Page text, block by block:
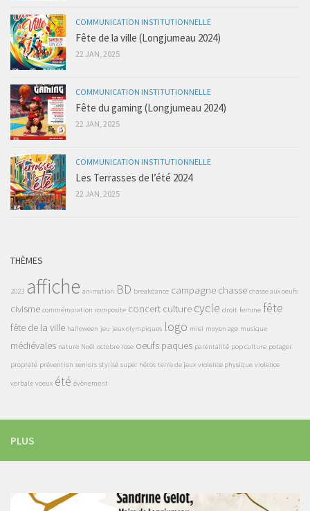
COMMUNICATION INSTITUTIONNELLE
Fête de la ville (Longjumeau 2024)
22 JAN, 2025
COMMUNICATION INSTITUTIONNELLE
Fête du gaming (Longjumeau 2024)
22 JAN, 2025
COMMUNICATION INSTITUTIONNELLE
Les Terrasses de l’été 2024
22 JAN, 2025
THÈMES
2023 affiche animation BD breakdance campagne chasse chasse aux oeufs
civisme commémoration composite concert culture cycle droit femme fête
fête de la ville halloween jeu jeux olympiques logo miel moyen age musique
médiévales nature Noël octobre rose oeufs paques parentalité pop culture potager
propreté prévention seniors stylisé super héros terre de jeux violence physique violence
verbale voeux été évènement
PLUS